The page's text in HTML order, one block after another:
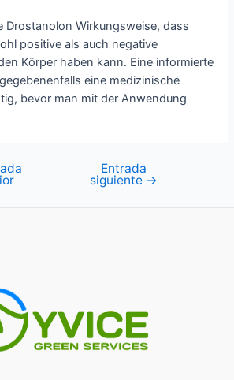
Drostanolon Wirkungsweise, dass
positive als auch negative
Körper haben kann. Eine informierte
eine medizinische
bevor man mit der Anwendung
Entrada
siguiente →